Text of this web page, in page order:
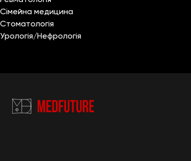
Сімейна медицина
Стоматологія
Урологія/Нефрологія